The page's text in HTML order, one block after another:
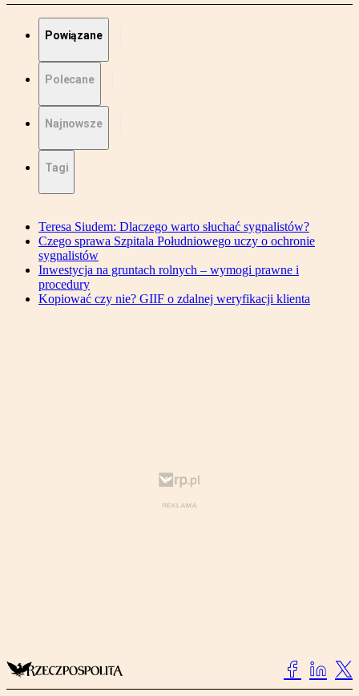
Powiązane
Polecane
Najnowsze
Tagi
Teresa Siudem: Dlaczego warto słuchać sygnalistów?
Czego sprawa Szpitala Południowego uczy o ochronie
sygnalistów
Inwestycja na gruntach rolnych – wymogi prawne i
procedury
Kopiować czy nie? GIIF o zdalnej weryfikacji klienta